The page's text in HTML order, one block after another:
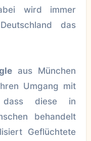
wird immer
das
aus München
Umgang mit
dass diese in
behandelt
Geflüchtete